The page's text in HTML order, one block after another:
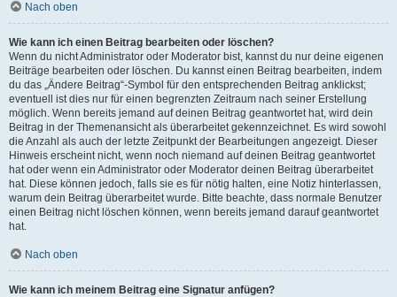
Nach oben
Wie kann ich einen Beitrag bearbeiten oder löschen?
Wenn du nicht Administrator oder Moderator bist, kannst du nur deine eigenen
Beiträge bearbeiten oder löschen. Du kannst einen Beitrag bearbeiten, indem
du das „Ändere Beitrag“-Symbol für den entsprechenden Beitrag anklickst;
eventuell ist dies nur für einen begrenzten Zeitraum nach seiner Erstellung
möglich. Wenn bereits jemand auf deinen Beitrag geantwortet hat, wird dein
Beitrag in der Themenansicht als überarbeitet gekennzeichnet. Es wird sowohl
die Anzahl als auch der letzte Zeitpunkt der Bearbeitungen angezeigt. Dieser
Hinweis erscheint nicht, wenn noch niemand auf deinen Beitrag geantwortet
hat oder wenn ein Administrator oder Moderator deinen Beitrag überarbeitet
hat. Diese können jedoch, falls sie es für nötig halten, eine Notiz hinterlassen,
warum dein Beitrag überarbeitet wurde. Bitte beachte, dass normale Benutzer
einen Beitrag nicht löschen können, wenn bereits jemand darauf geantwortet
hat.
Nach oben
Wie kann ich meinem Beitrag eine Signatur anfügen?